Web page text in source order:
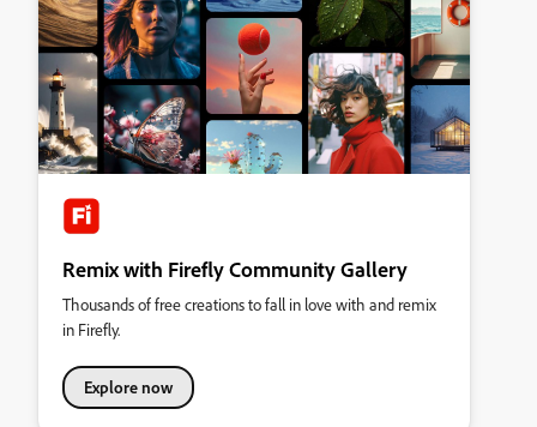
Remix with Firefly Community Gallery
Thousands of free creations to fall in love with and remix
in Firefly.
Explore now